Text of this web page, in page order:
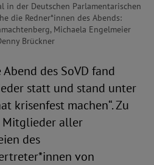
in der Deutschen Parlamentarischen
die Redner*innen des Abends:
Michaela Engelmeier
Brückner
des SoVD fand
statt und stand unter
krisenfest machen“. Zu
Mitglieder aller
des
von